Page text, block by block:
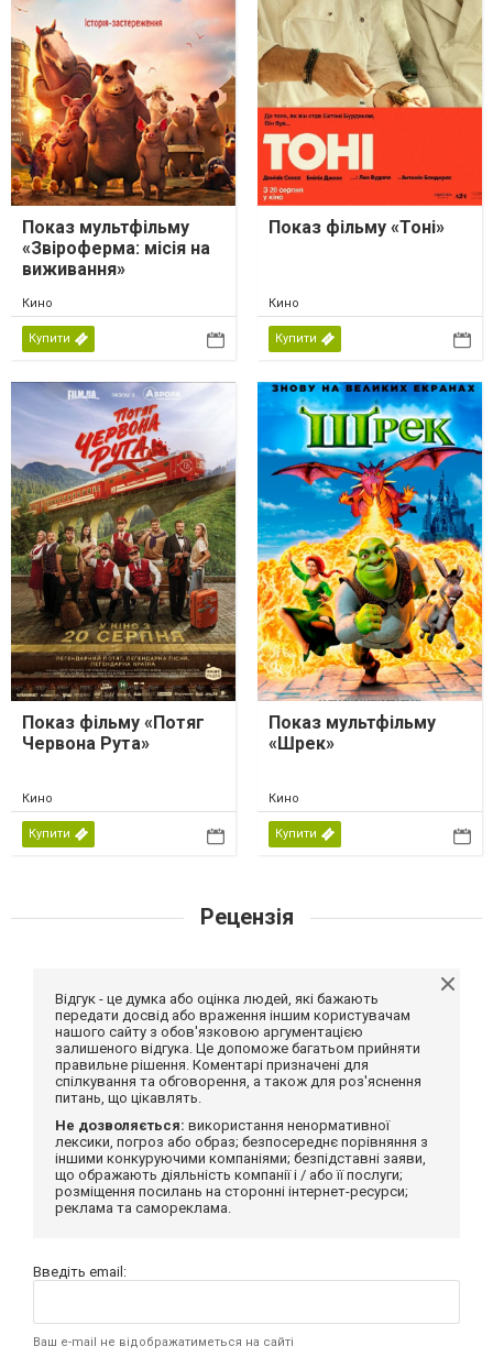
Показ мультфільму
«Звіроферма: місія на
виживання»
Кино
Купити
Показ фільму «Тоні»
Кино
Купити
Показ фільму «Потяг
Червона Рута»
Кино
Купити
Показ мультфільму
«Шрек»
Кино
Купити
Рецензія
Відгук - це думка або оцінка людей, які бажають
передати досвід або враження іншим користувачам
нашого сайту з обов'язковою аргументацією
залишеного відгука. Це допоможе багатьом прийняти
правильне рішення. Коментарі призначені для
спілкування та обговорення, а також для роз'яснення
питань, що цікавлять.
Не дозволяється: використання ненормативної
лексики, погроз або образ; безпосереднє порівняння з
іншими конкуруючими компаніями; безпідставні заяви,
що ображають діяльність компанії і / або її послуги;
розміщення посилань на сторонні інтернет-ресурси;
реклама та самореклама.
Введіть email:
Ваш e-mail не відображатиметься на сайті